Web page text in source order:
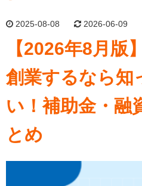
2025-08-08 2026-06-09
【2026年8月版
創業するなら知
い！補助金・融
とめ